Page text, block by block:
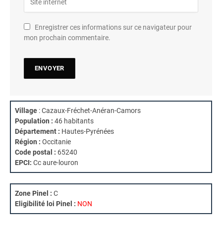
Enregistrer ces informations sur ce navigateur pour
mon prochain commentaire.
Village : Cazaux-Fréchet-Anéran-Camors
Population : 46 habitants
Département : Hautes-Pyrénées
Région : Occitanie
Code postal : 65240
EPCI: Cc aure-louron
Zone Pinel : C
Eligibilité loi Pinel : NON